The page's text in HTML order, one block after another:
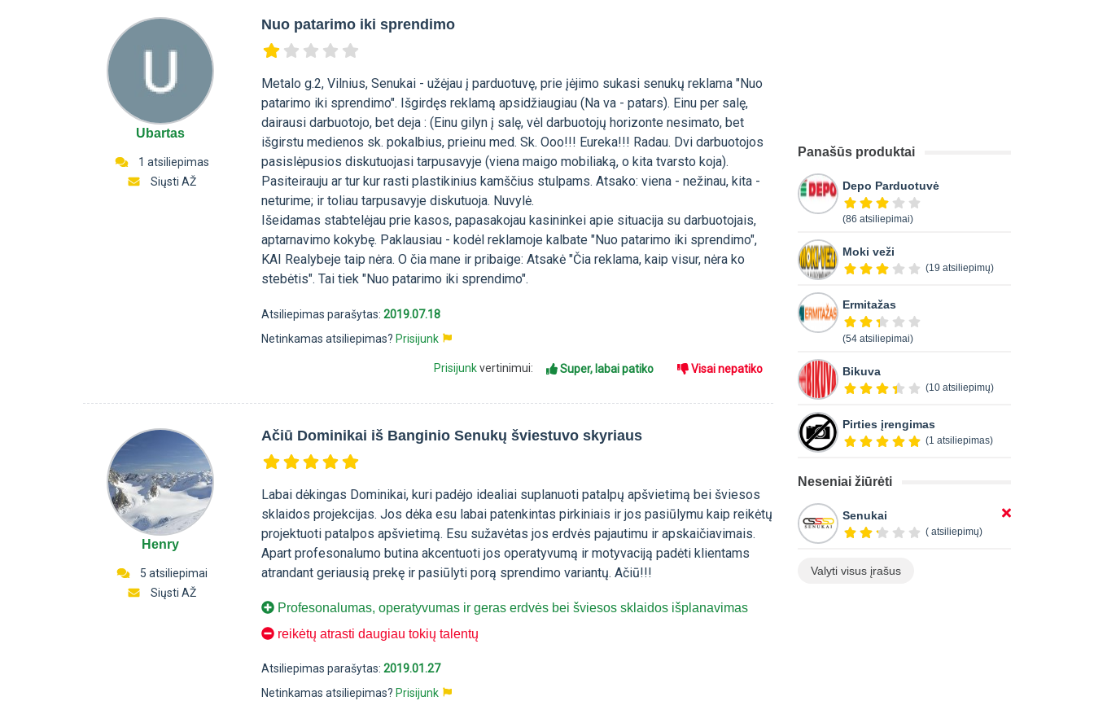
Ubartas
1 atsiliepimas
Siųsti AŽ
Nuo patarimo iki sprendimo
Metalo g.2, Vilnius, Senukai - užėjau į parduotuvę, prie įėjimo sukasi senukų reklama "Nuo
patarimo iki sprendimo". Išgirdęs reklamą apsidžiaugiau (Na va - patars). Einu per salę,
dairausi darbuotojo, bet deja : (Einu gilyn į salę, vėl darbuotojų horizonte nesimato, bet
išgirstu medienos sk. pokalbius, prieinu med. Sk. Ooo!!! Eureka!!! Radau. Dvi darbuotojos
pasislėpusios diskutuojasi tarpusavyje (viena maigo mobiliaką, o kita tvarsto koja).
Pasiteirauju ar tur kur rasti plastikinius kamščius stulpams. Atsako: viena - nežinau, kita -
neturime; ir toliau tarpusavyje diskutuoja. Nuvylė.
Išeidamas stabtelėjau prie kasos, papasakojau kasininkei apie situacija su darbuotojais,
aptarnavimo kokybę. Paklausiau - kodėl reklamoje kalbate "Nuo patarimo iki sprendimo",
KAI Realybeje taip nėra. O čia mane ir pribaige: Atsakė "Čia reklama, kaip visur, nėra ko
stebėtis". Tai tiek "Nuo patarimo iki sprendimo".
Atsiliepimas parašytas:2019.07.18
Netinkamas atsiliepimas? Prisijunk
Prisijunkvertinimui: Super, labai patiko Visai nepatiko
Henry
5 atsiliepimai
Siųsti AŽ
Ačiū Dominikai iš Banginio Senukų šviestuvo skyriaus
Labai dėkingas Dominikai, kuri padėjo idealiai suplanuoti patalpų apšvietimą bei šviesos
sklaidos projekcijas. Jos dėka esu labai patenkintas pirkiniais ir jos pasiūlymu kaip reikėtų
projektuoti patalpos apšvietimą. Esu sužavėtas jos erdvės pajautimu ir apskaičiavimais.
Apart profesonalumo butina akcentuoti jos operatyvumą ir motyvaciją padėti klientams
atrandant geriausią prekę ir pasiūlyti porą sprendimo variantų. Ačiū!!!
Profesonalumas, operatyvumas ir geras erdvės bei šviesos sklaidos išplanavimas
reikėtų atrasti daugiau tokių talentų
Atsiliepimas parašytas:2019.01.27
Netinkamas atsiliepimas?Prisijunk
Panašūs produktai
Depo Parduotuvė
(86 atsiliepimai)
Moki veži
(19 atsiliepimų)
Ermitažas
(54 atsiliepimai)
Bikuva
(10 atsiliepimų)
Pirties įrengimas
(1 atsiliepimas)
Neseniai žiūrėti
Senukai
( atsiliepimų)
Valyti visus įrašus